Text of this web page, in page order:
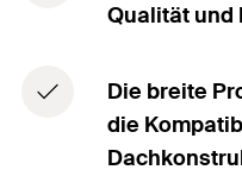
Qualität und
Die breite
die